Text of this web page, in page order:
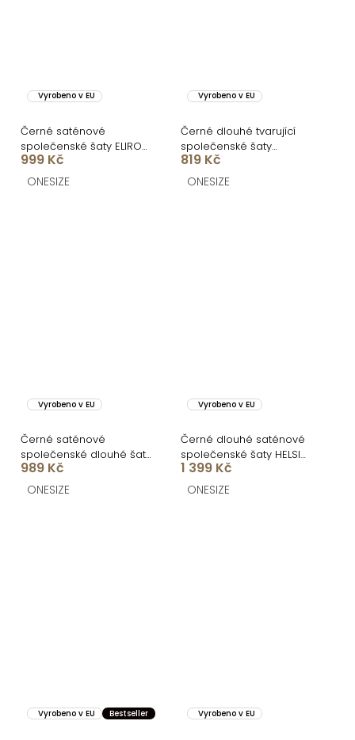
Vyrobeno v EU
Černé saténové
společenské šaty ELIRON
s rozparkem
999 Kč
ONESIZE
Vyrobeno v EU
Černé dlouhé tvarující
společenské šaty
DRAVELY s rozparkem
819 Kč
ONESIZE
Vyrobeno v EU
Černé saténové
společenské dlouhé šaty
CELESTIA s vlečkou
989 Kč
ONESIZE
Vyrobeno v EU
Černé dlouhé saténové
společenské šaty HELSIN
na ramínka
1 399 Kč
ONESIZE
Vyrobeno v EU Bestseller Vyrobeno v EU